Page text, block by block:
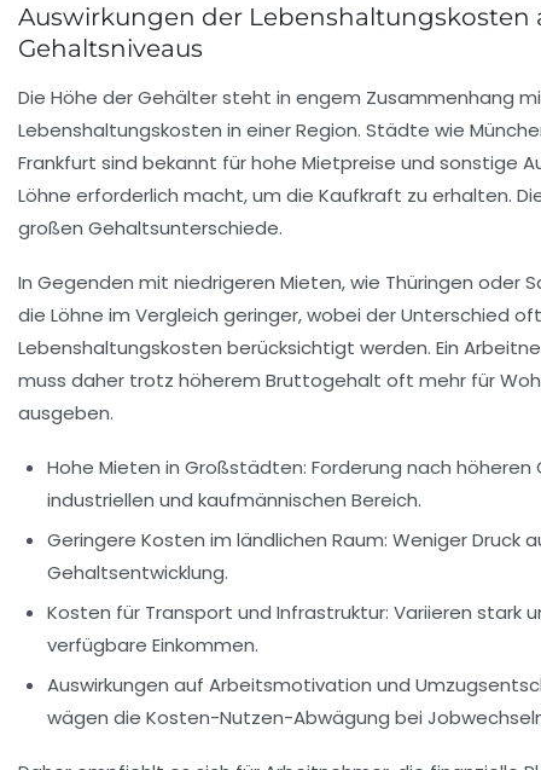
Auswirkungen der Lebenshaltungskosten
Gehaltsniveaus
Die Höhe der Gehälter steht in engem Zusammenhang
Lebenshaltungskosten in einer Region. Städte wie
Frankfurt sind bekannt für hohe Mietpreise und sonstige
Löhne erforderlich macht, um die Kaufkraft zu erhalten.
großen Gehaltsunterschiede.
In Gegenden mit niedrigeren Mieten, wie Thüringen oder
die Löhne im Vergleich geringer, wobei der Unterschied
Lebenshaltungskosten berücksichtigt werden. Ein
muss daher trotz höherem Bruttogehalt oft mehr für
ausgeben.
Hohe Mieten in Großstädten: Forderung nach
industriellen und kaufmännischen Bereich.
Geringere Kosten im ländlichen Raum: Weniger Druck
Gehaltsentwicklung.
Kosten für Transport und Infrastruktur: Variieren stark
verfügbare Einkommen.
Auswirkungen auf Arbeitsmotivation und
wägen die Kosten-Nutzen-Abwägung bei